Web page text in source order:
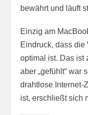
bewährt und läuft
Einzig am
Eindruck, dass
optimal ist. Das ist
aber „gefühlt“ war
drahtlose Internet-
ist, erschließt sich